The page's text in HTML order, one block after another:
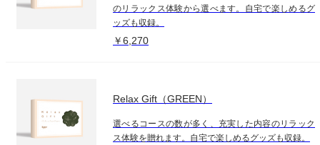
のリラックス体験から選べます。自宅で楽しめるグ
ッズも収録。
￥6,270
Relax Gift（GREEN）
選べるコースの数が多く、充実した内容のリラック
ス体験を贈れます。自宅で楽しめるグッズも収録。